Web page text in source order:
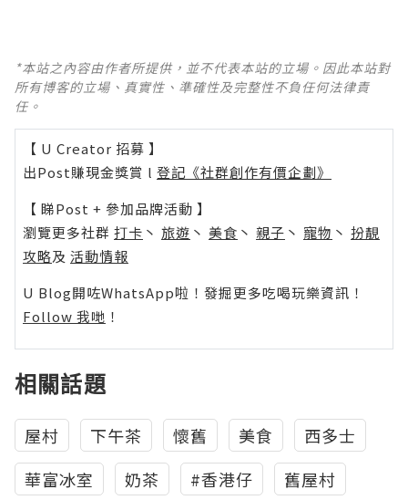
*本站之內容由作者所提供，並不代表本站的立場。因此本站對
所有博客的立場、真實性、準確性及完整性不負任何法律責
任。
【 U Creator 招募 】
出Post賺現金獎賞 l 登記《社群創作有價企劃》
【 睇Post + 參加品牌活動 】
瀏覽更多社群 打卡 丶 旅遊 丶 美食 丶 親子 丶 寵物 丶 扮靚
攻略及 活動情報
U Blog開咗WhatsApp啦！發掘更多吃喝玩樂資訊！
Follow 我哋 ！
相關話題
屋村 下午茶 懷舊 美食
西多士
華富冰室
奶茶 #香港仔
舊屋村